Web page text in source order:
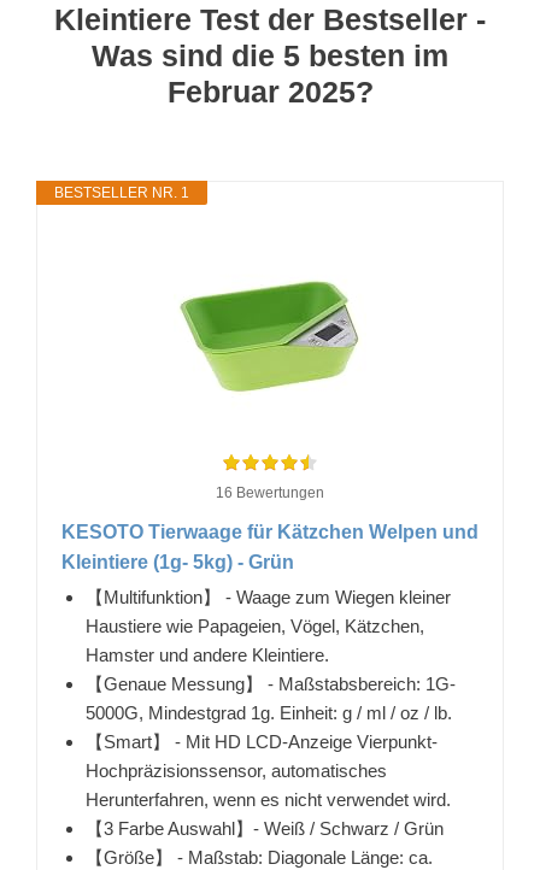
Kleintiere Test der Bestseller -
Was sind die 5 besten im
Februar 2025?
BESTSELLER NR. 1
16 Bewertungen
KESOTO Tierwaage für Kätzchen Welpen und
Kleintiere (1g- 5kg) - Grün
【Multifunktion】 - Waage zum Wiegen kleiner
Haustiere wie Papageien, Vögel, Kätzchen,
Hamster und andere Kleintiere.
【Genaue Messung】 - Maßstabsbereich: 1G-
5000G, Mindestgrad 1g. Einheit: g / ml / oz / lb.
【Smart】 - Mit HD LCD-Anzeige Vierpunkt-
Hochpräzisionssensor, automatisches
Herunterfahren, wenn es nicht verwendet wird.
【3 Farbe Auswahl】- Weiß / Schwarz / Grün
【Größe】 - Maßstab: Diagonale Länge: ca.